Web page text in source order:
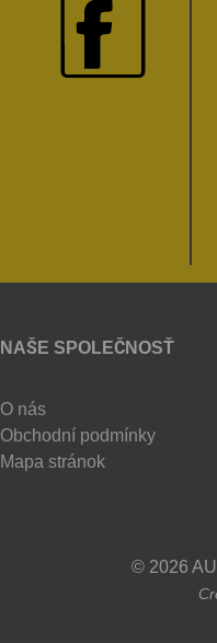
NAŠE SPOLEČNOSŤ
O nás
Obchodní podmínky
Mapa stránok
© 2026